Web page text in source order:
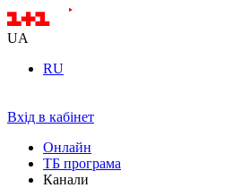
UA
RU
Вхід в кабінет
Онлайн
ТБ програма
Канали